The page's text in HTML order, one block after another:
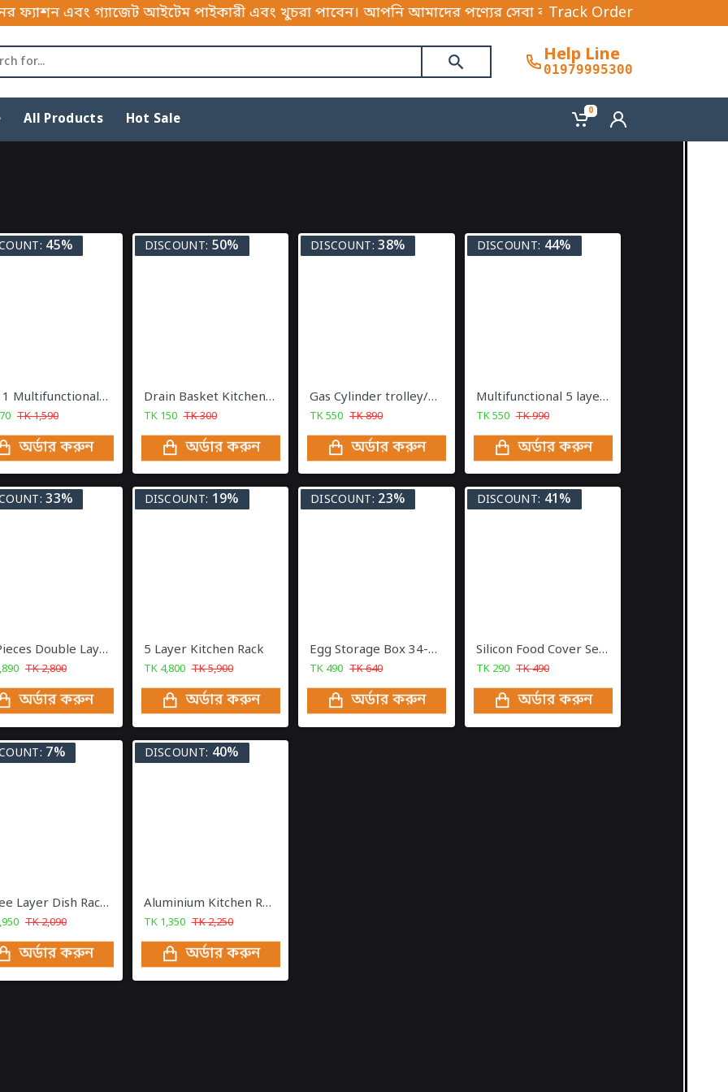
এবং গ্যাজেট আইটেম পাইকারী এবং খুচরা পাবেন। আপনি আমাদের পণ্যের সেবা বাংলাদেশের যে কোনো প্রান্ত থেকে
Track Order
Help Line
01979995300
All Products Hot Sale
0
45%
3 In 1 Multifunctional Stainless Steel Basin With Vegetable Cutter with Drain Basket
TK1,590
অর্ডার করুন
DISCOUNT: 50%
Drain Basket Kitchen Sink Drain
TK 150 TK300
অর্ডার করুন
DISCOUNT: 38%
Gas Cylinder trolley/Stand (গ্যাস সিলিন্ডার ট্রলি)
TK550 TK890
অর্ডার করুন
DISCOUNT: 44%
Multifunctional 5 layer Food Safety Cover
TK550 TK990
অর্ডার করুন
33%
12 Pieces Double Layer Spice Rack
TK2,800
অর্ডার করুন
DISCOUNT: 19%
5 Layer Kitchen Rack
TK 4,800 TK5,900
অর্ডার করুন
DISCOUNT: 23%
Egg Storage Box 34-Grid
TK 490 TK640
অর্ডার করুন
DISCOUNT: 41%
Silicon Food Cover Set of 6pcs Kitchen Reusable Silicone Pot Cover
TK 290 TK490
অর্ডার করুন
7%
Three Layer Dish Rack Kitchen Rack
TK2,090
অর্ডার করুন
DISCOUNT: 40%
Aluminium Kitchen Rack
TK 1,350 TK2,250
অর্ডার করুন